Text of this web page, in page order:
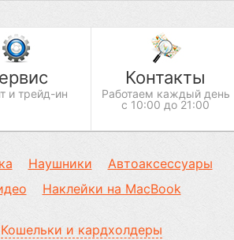
и трейд-ин
Контакты
Работаем каждый день
с 10:00 до 21:00
Наушники
Автоаксессуары
Наклейки на MacBook
Кошельки и кардхолдеры